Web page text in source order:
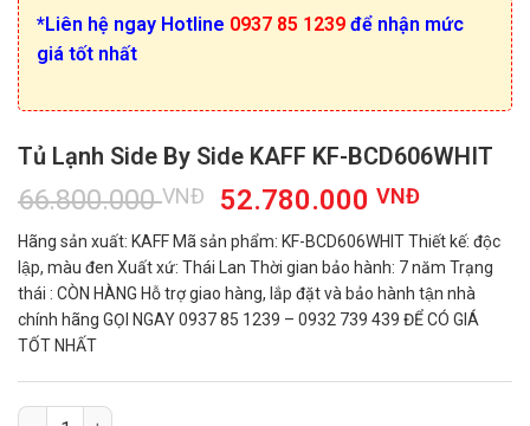
*Liên hệ ngay Hotline 0937 85 1239 để nhận mức
giá tốt nhất
Tủ Lạnh Side By Side KAFF KF-BCD606WHIT
66.800.000VNĐ
Giá
gốc
là:
66.800.000 VNĐ.
52.780.000VNĐGiá
hiện
tại
là:
Hãng sản xuất: KAFF Mã sản phẩm: KF-BCD606WHIT Thiết kế: độc
lập, màu đen Xuất xứ: Thái Lan Thời gian bảo hành: 7 năm Trạng
thái : CÒN HÀNG Hỗ trợ giao hàng, lắp đặt và bảo hành tận nhà
chính hãng GỌI NGAY 0937 85 1239 – 0932 739 439 ĐỂ CÓ GIÁ
TỐT NHẤT
Tủ Lạnh Side By Side KAFF KF-BCD606WHIT số lượng